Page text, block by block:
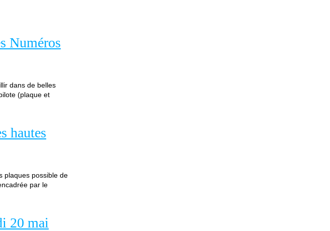
Numéros
dans de belles
(plaque et
hautes
plaques possible de
par le
20 mai